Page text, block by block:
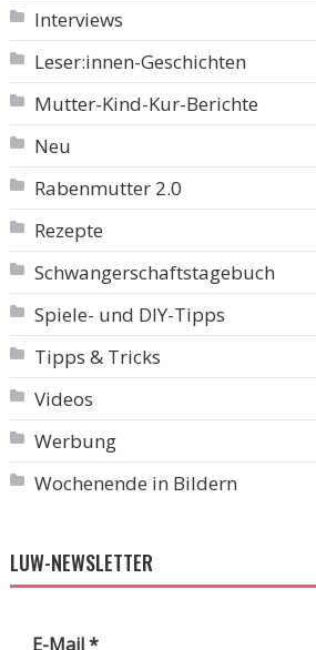
Interviews
Leser:innen-Geschichten
Mutter-Kind-Kur-Berichte
Neu
Rabenmutter 2.0
Rezepte
Schwangerschaftstagebuch
Spiele- und DIY-Tipps
Tipps & Tricks
Videos
Werbung
Wochenende in Bildern
LUW-NEWSLETTER
E-Mail*